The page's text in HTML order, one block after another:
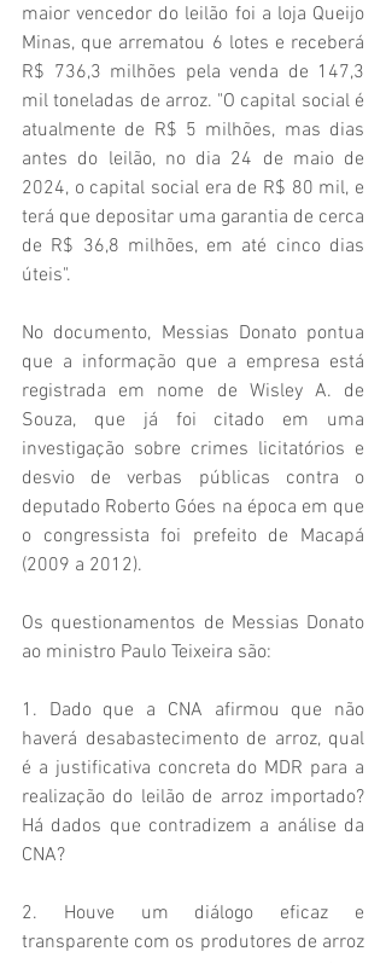
maior vencedor do leilão foi a loja Queijo
Minas, que arrematou 6 lotes e receberá
R$ 736,3 milhões pela venda de 147,3
mil toneladas de arroz. "O capital social é
atualmente de R$ 5 milhões, mas dias
antes do leilão, no dia 24 de maio de
2024, o capital social era de R$ 80 mil, e
terá que depositar uma garantia de cerca
de R$ 36,8 milhões, em até cinco dias
úteis".
No documento, Messias Donato pontua
que a informação que a empresa está
registrada em nome de Wisley A. de
Souza, que já foi citado em uma
investigação sobre crimes licitatórios e
desvio de verbas públicas contra o
deputado Roberto Góes na época em que
o congressista foi prefeito de Macapá
(2009 a 2012).
Os questionamentos de Messias Donato
ao ministro Paulo Teixeira são:
1. Dado que a CNA afirmou que não
haverá desabastecimento de arroz, qual
é a justificativa concreta do MDR para a
realização do leilão de arroz importado?
Há dados que contradizem a análise da
CNA?
2. Houve um diálogo eficaz e
transparente com os produtores de arroz